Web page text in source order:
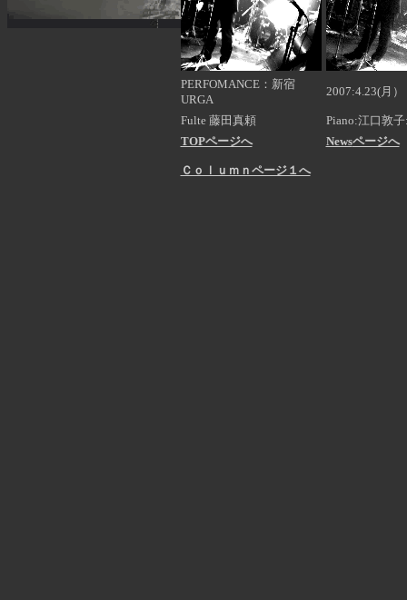
PERFOMANCE：新宿
URGA
2007:4.23(月）
Fulte 藤田真頼
Piano:江口敦
TOPページへ
Newsページへ
Ｃｏｌｕｍｎページ１へ